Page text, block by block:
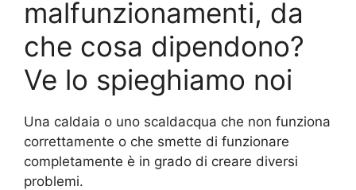
malfunzionamenti, da
che cosa dipendono?
Ve lo spieghiamo noi
Una caldaia o uno scaldacqua che non funziona
correttamente o che smette di funzionare
completamente è in grado di creare diversi
problemi.